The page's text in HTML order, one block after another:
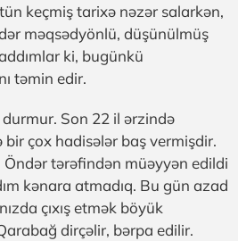
keçmiş tarixə nəzər salarkən,
məqsədyönlü, düşünülmüş
ki, bugünkü
təmin edir.
Son 22 il ərzində
çox hadisələr baş vermişdir.
tərəfindən müəyyən edildi
kənara atmadıq. Bu gün azad
çıxış etmək böyük
dirçəlir, bərpa edilir.